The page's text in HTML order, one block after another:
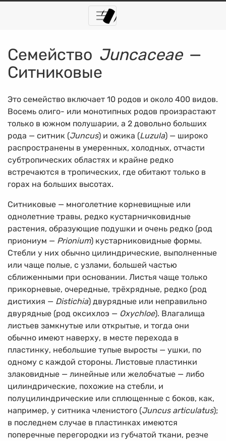
Семейство Juncaceae—
Ситниковые
Это семейство включает 10 родов и около 400 видов.
Восемь олиго- или монотипных родов произрастают
только в южном полушарии, а 2 довольно больших
рода — ситник (Juncus) и ожика (Luzula) — широко
распространены в умеренных, холодных, отчасти
субтропических областях и крайне редко
встречаются в тропических, где обитают только в
горах на больших высотах.
Ситниковые — многолетние корневищные или
однолетние травы, редко кустарничковидные
растения, образующие подушки и очень редко (род
приониум — Prionium) кустарниковидные формы.
Стебли у них обычно цилиндрические, выполненные
или чаще полые, с узлами, большей частью
сближенными при основании. Листья чаще только
прикорневые, очередные, трёхрядные, редко (род
дистихия — Distichia) двурядные или неправильно
двурядные (род оксихлоэ — Oxychloe). Влагалища
листьев замкнутые или открытые, и тогда они
обычно имеют наверху, в месте перехода в
пластинку, небольшие тупые выросты — ушки, по
одному с каждой стороны. Листовые пластинки
злаковидные — линейные или желобчатые — либо
цилиндрические, похожие на стебли, и
полуцилиндрические или сплющенные с боков, как,
например, у ситника членистого (Juncus articulatus);
в последнем случае в пластинках имеются
поперечные перегородки из губчатой ткани, резче